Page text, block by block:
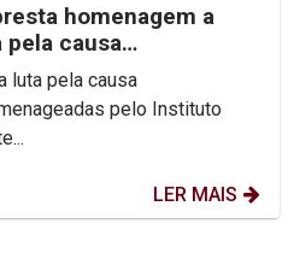
homenagem a
causa
luta pela causa
pelo Instituto
LER MAIS